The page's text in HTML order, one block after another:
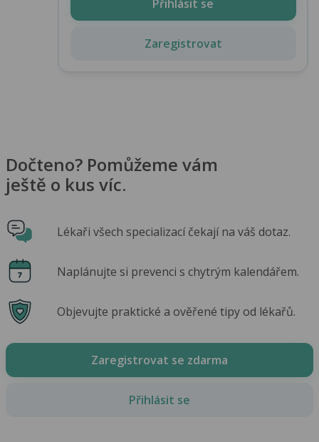
Přihlásit se
Zaregistrovat
Dočteno? Pomůžeme vám
ještě o kus víc.
Lékaři všech specializací čekají na váš dotaz.
Naplánujte si prevenci s chytrým kalendářem.
Objevujte praktické a ověřené tipy od lékařů.
Zaregistrovat se zdarma
Přihlásit se